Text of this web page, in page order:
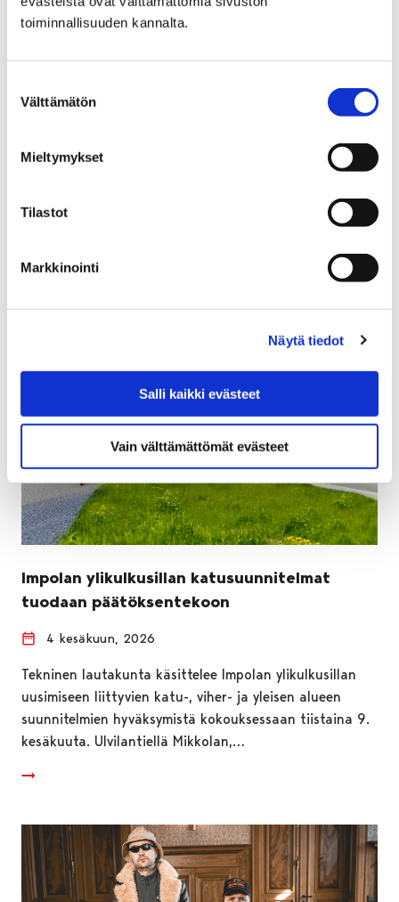
toiminnallisuuden kannalta.
valinta
Välttämätön
Mieltymykset
Tilastot
Markkinointi
Näytä tiedot
Salli kaikki evästeet
Vain välttämättömät evästeet
Pulikointia, kukkia ja karhuvaloja –
osallistuvan budjetoinnin äänestystulos on
selvillä
ehdotuksista kaupunki toteuttaa 60 000 eurolla. Miltei
3400 porilaista käytti äänioikeuttaan Rakkaudella
Impolan ylikulkusillan katusuunnitelmat
tuodaan päätöksentekoon
4 kesäkuun, 2026
Tekninen lautakunta käsittelee Impolan ylikulkusillan
uusimiseen liittyvien katu-, viher- ja yleisen alueen
suunnitelmien hyväksymistä kokouksessaan tiistaina 9.
kesäkuuta. Ulvilantiellä Mikkolan,…